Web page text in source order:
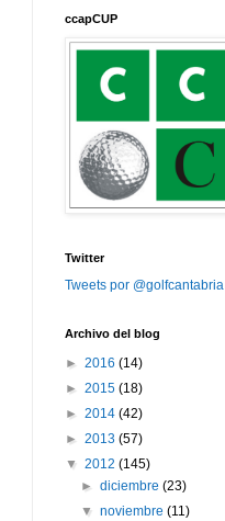
ccapCUP
Twitter
Tweets por @golfcantabria
Archivo del blog
► 2016 (14)
► 2015 (18)
► 2014 (42)
► 2013 (57)
▼ 2012 (145)
►diciembre(23)
▼noviembre(11)